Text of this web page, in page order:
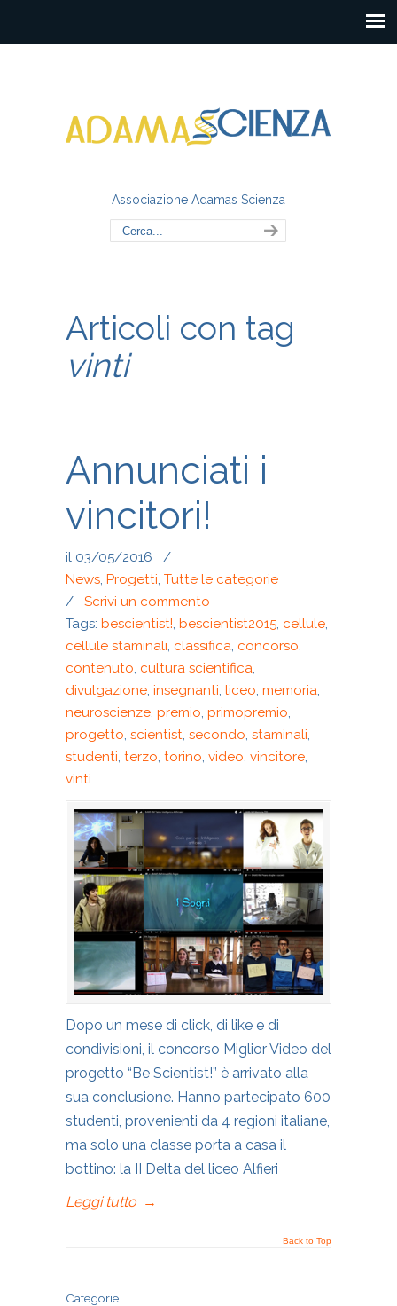
Associazione Adamas Scienza
Articoli con tag
vinti
Annunciati i
vincitori!
il 03/05/2016
/
News, Progetti, Tutte le categorie
/ Scrivi un commento
Tags: bescientist!, bescientist2015, cellule,
cellule staminali, classifica, concorso,
contenuto, cultura scientifica,
divulgazione, insegnanti, liceo, memoria,
neuroscienze, premio, primopremio,
progetto, scientist, secondo, staminali,
studenti, terzo, torino, video, vincitore,
vinti
Dopo un mese di click, di like e di
condivisioni, il concorso Miglior Video del
progetto “Be Scientist!” è arrivato alla
sua conclusione. Hanno partecipato 600
studenti, provenienti da 4 regioni italiane,
ma solo una classe porta a casa il
bottino: la II Delta del liceo Alfieri
Leggi tutto →
Back to Top
Categorie